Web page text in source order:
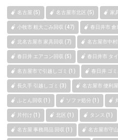
名古屋 (5) 名古屋市北区 (5) 家
小牧市 粗大ごみ回収 (47) 春日井市
北名古屋市 家具回収 (7) 名古屋市中
春日井 エアコン回収 (5) 春日井市 タ
名古屋市で引越しゴミ (1) 春日井 ゴ
長久手 引越しゴミ (3) 名古屋市 便利
ふとん回収 (1) ソファ処分 (1)
片付け (1) 北区 (1) タンス (1)
名古屋 事務用品 回収 (1) 名古屋市守